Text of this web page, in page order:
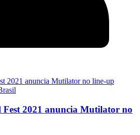
2021 anuncia Mutilator no